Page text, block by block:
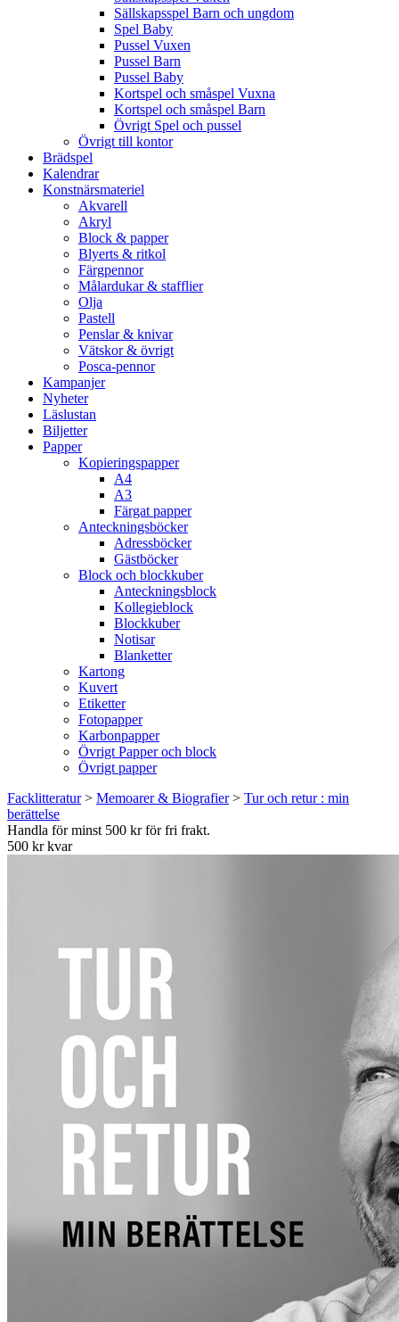
Sällskapsspel Barn och ungdom
Spel Baby
Pussel Vuxen
Pussel Barn
Pussel Baby
Kortspel och småspel Vuxna
Kortspel och småspel Barn
Övrigt Spel och pussel
Övrigt till kontor
Brädspel
Kalendrar
Konstnärsmateriel
Akvarell
Akryl
Block & papper
Blyerts & ritkol
Färgpennor
Målardukar & stafflier
Olja
Pastell
Penslar & knivar
Vätskor & övrigt
Posca-pennor
Kampanjer
Nyheter
Läslustan
Biljetter
Papper
Kopieringspapper
A4
A3
Färgat papper
Anteckningsböcker
Adressböcker
Gästböcker
Block och blockkuber
Anteckningsblock
Kollegieblock
Blockkuber
Notisar
Blanketter
Kartong
Kuvert
Etiketter
Fotopapper
Karbonpapper
Övrigt Papper och block
Övrigt papper
Facklitteratur> Memoarer & Biografier> Tur och retur : min
berättelse
Handla för minst 500 kr för fri frakt.
500 kr kvar